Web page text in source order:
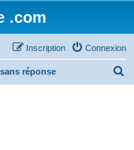
.com
Connexion
Inscription
réponse